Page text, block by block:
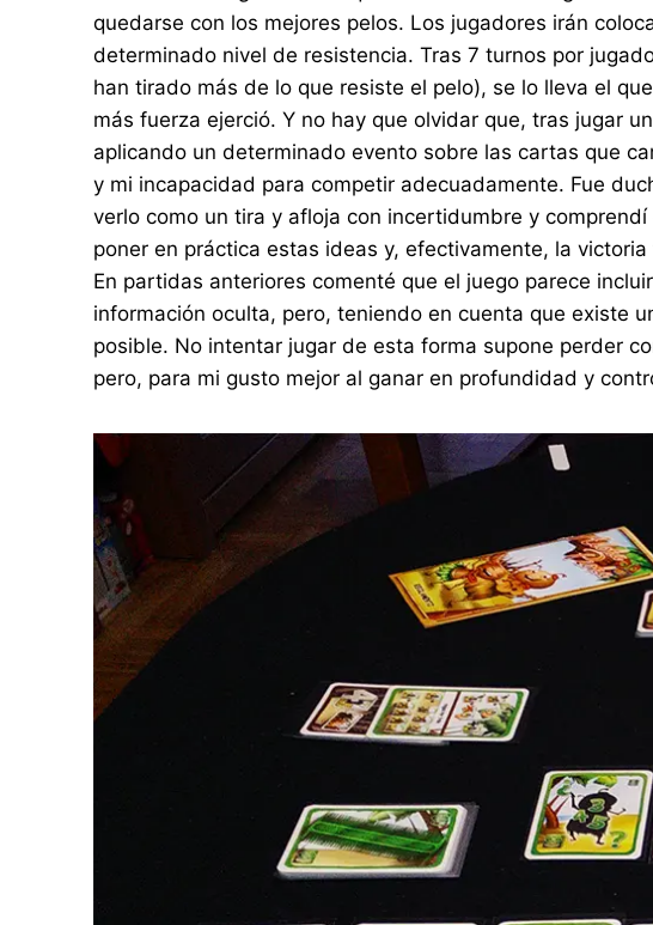
quedarse con los mejores pelos. Los jugadores irán
determinado nivel de resistencia. Tras 7 turnos por
han tirado más de lo que resiste el pelo), se lo lleva el
más fuerza ejerció. Y no hay que olvidar que, tras jugar
aplicando un determinado evento sobre las cartas que
y mi incapacidad para competir adecuadamente. Fue
verlo como un tira y afloja con incertidumbre y
poner en práctica estas ideas y, efectivamente, la
En partidas anteriores comenté que el juego parece
información oculta, pero, teniendo en cuenta que existe
posible. No intentar jugar de esta forma supone perder
pero, para mi gusto mejor al ganar en profundidad y